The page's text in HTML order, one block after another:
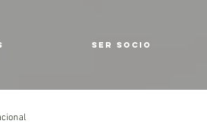
SER SOCIO